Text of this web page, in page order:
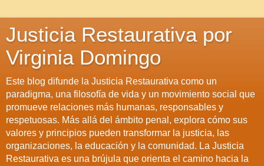
Justicia Restaurativa por
Virginia Domingo
Este blog difunde la Justicia Restaurativa como un
paradigma, una filosofía de vida y un movimiento social que
promueve relaciones más humanas, responsables y
respetuosas. Más allá del ámbito penal, explora cómo sus
valores y principios pueden transformar la justicia, las
organizaciones, la educación y la comunidad. La Justicia
Restaurativa es una brújula que orienta el camino hacia la